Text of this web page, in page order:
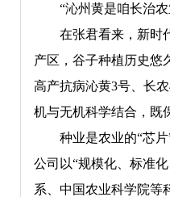
“沁州黄是咱长治农
在张君看来，新时代
产区，谷子种植历史悠
高产抗病沁黄3号、长
机与无机科学结合，既
种业是农业的“芯片”
公司以“规模化、标准
系、中国农业科学院等